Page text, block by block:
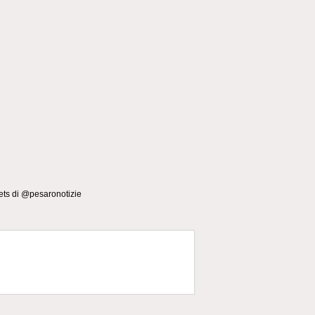
di @pesaronotizie